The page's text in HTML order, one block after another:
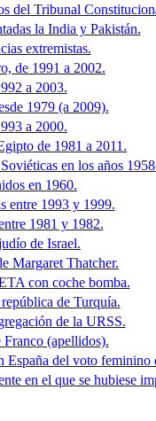
del Tribunal
la India y Pakistán.
extremistas.
de 1991 a 2002.
a 2003.
1979 (a 2009).
a 2000.
de 1981 a 2011.
en los años
en 1960.
entre 1993 y 1999.
1981 y 1982.
de Israel.
Margaret Thatcher.
con coche bomba.
de Turquía.
de la URSS.
Franco (apellidos).
España del voto feminino
en el que se hubiese